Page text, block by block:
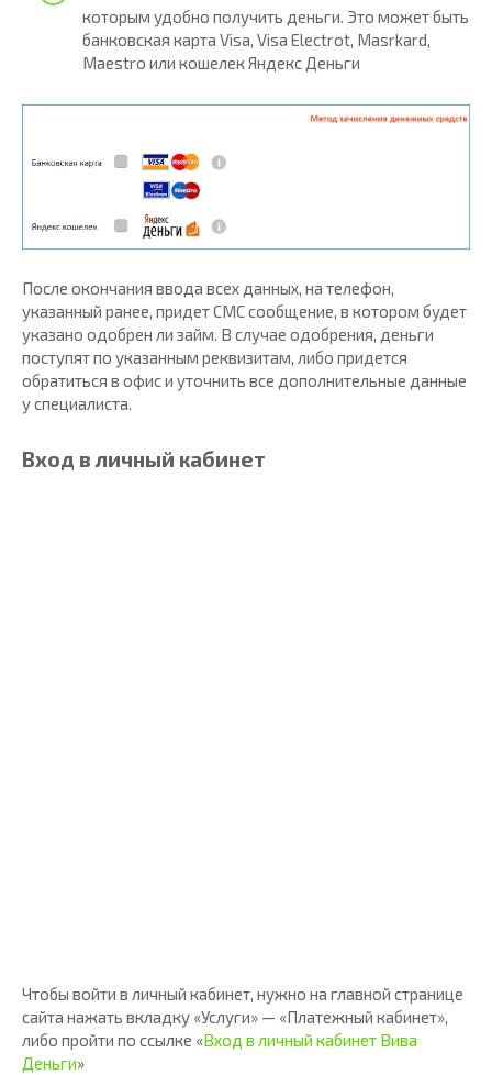
которым удобно получить деньги. Это может быть
банковская карта Visa, Visa Electrot, Masrkard,
Maestro или кошелек Яндекс Деньги
После окончания ввода всех данных, на телефон,
указанный ранее, придет СМС сообщение, в котором будет
указано одобрен ли займ. В случае одобрения, деньги
поступят по указанным реквизитам, либо придется
обратиться в офис и уточнить все дополнительные данные
у специалиста.
Вход в личный кабинет
Чтобы войти в личный кабинет, нужно на главной странице
сайта нажать вкладку «Услуги» — «Платежный кабинет»,
либо пройти по ссылке «Вход в личный кабинет Вива
Деньги»